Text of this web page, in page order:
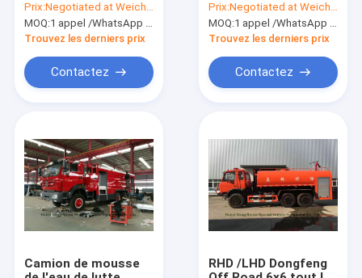
d'eau 6000 litres de
4x2/4x4 Off Road
pour la lutte contre
Prix:Negotiated at Weichat:King253725877
MOQ:1 appel /WhatsApp d'unité : +8615271357675
Trouvez les derniers prix
Contactez
d'ISUZU NKR 600P
avec la pompe à
incendie 3000Liters
Prix:Negotiated at Weichat:King253725877
MOQ:1 appel /WhatsApp d'unité : +8615271357675
Trouvez les derniers prix
Contactez
Camion de mousse
RHD /LHD Dongfeng